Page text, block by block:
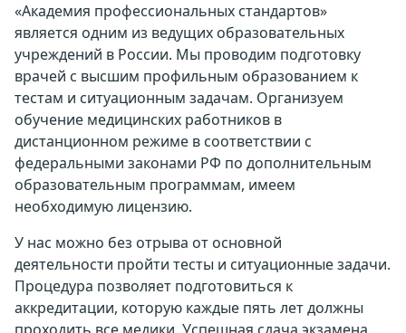
«Академия профессиональных стандартов»
является одним из ведущих образовательных
учреждений в России. Мы проводим подготовку
врачей с высшим профильным образованием к
тестам и ситуационным задачам. Организуем
обучение медицинских работников в
дистанционном режиме в соответствии с
федеральными законами РФ по дополнительным
образовательным программам, имеем
необходимую лицензию.
У нас можно без отрыва от основной
деятельности пройти тесты и ситуационные задачи.
Процедура позволяет подготовиться к
аккредитации, которую каждые пять лет должны